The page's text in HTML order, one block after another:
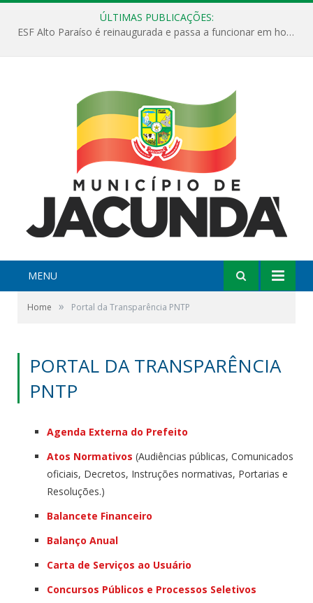
ÚLTIMAS PUBLICAÇÕES:
ESF Alto Paraíso é reinaugurada e passa a funcionar em horário estendido
MENU
Home » Portal da Transparência PNTP
PORTAL DA TRANSPARÊNCIA
PNTP
Agenda Externa do Prefeito
Atos Normativos (Audiências públicas, Comunicados
oficiais, Decretos, Instruções normativas, Portarias e
Resoluções.)
Balancete Financeiro
Balanço Anual
Carta de Serviços ao Usuário
Concursos Públicos e Processos Seletivos